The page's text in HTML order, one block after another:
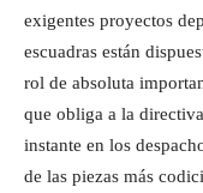
exigentes proyectos
escuadras están
rol de absoluta
que obliga a la
instante en los
de las piezas más